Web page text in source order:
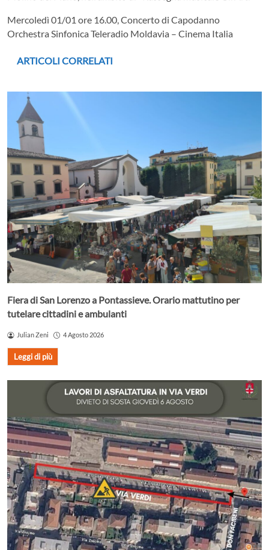
Mercoledì 01/01 ore 16.00, Concerto di Capodanno
Orchestra Sinfonica Teleradio Moldavia – Cinema Italia
ARTICOLI CORRELATI
Fiera di San Lorenzo a Pontassieve. Orario mattutino per
tutelare cittadini e ambulanti
Julian Zeni 4 Agosto 2026
Leggi di più